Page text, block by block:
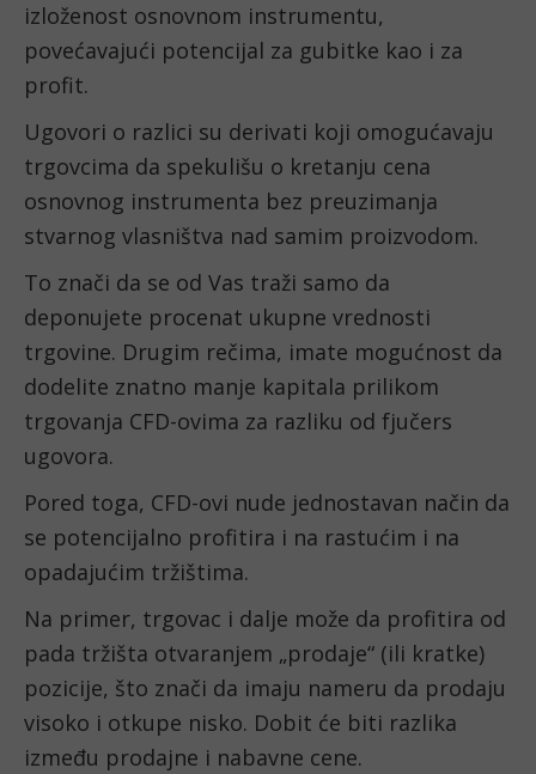
izloženost osnovnom instrumentu,
povećavajući potencijal za gubitke kao i za
profit.
Ugovori o razlici su derivati koji omogućavaju
trgovcima da spekulišu o kretanju cena
osnovnog instrumenta bez preuzimanja
stvarnog vlasništva nad samim proizvodom.
To znači da se od Vas traži samo da
deponujete procenat ukupne vrednosti
trgovine. Drugim rečima, imate mogućnost da
dodelite znatno manje kapitala prilikom
trgovanja CFD-ovima za razliku od fjučers
ugovora.
Pored toga, CFD-ovi nude jednostavan način da
se potencijalno profitira i na rastućim i na
opadajućim tržištima.
Na primer, trgovac i dalje može da profitira od
pada tržišta otvaranjem „prodaje“ (ili kratke)
pozicije, što znači da imaju nameru da prodaju
visoko i otkupe nisko. Dobit će biti razlika
između prodajne i nabavne cene.